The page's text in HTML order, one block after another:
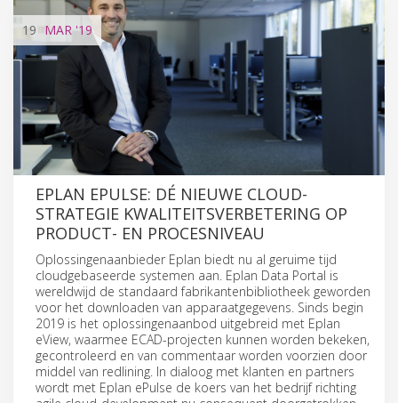
19 MAR '19
EPLAN EPULSE: DÉ NIEUWE CLOUD-
STRATEGIE KWALITEITSVERBETERING OP
PRODUCT- EN PROCESNIVEAU
Oplossingenaanbieder Eplan biedt nu al geruime tijd
cloudgebaseerde systemen aan. Eplan Data Portal is
wereldwijd de standaard fabrikantenbibliotheek geworden
voor het downloaden van apparaatgegevens. Sinds begin
2019 is het oplossingenaanbod uitgebreid met Eplan
eView, waarmee ECAD-projecten kunnen worden bekeken,
gecontroleerd en van commentaar worden voorzien door
middel van redlining. In dialoog met klanten en partners
wordt met Eplan ePulse de koers van het bedrijf richting